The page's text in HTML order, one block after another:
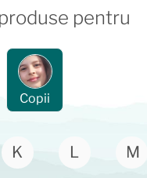
pentru
Copii
K L M